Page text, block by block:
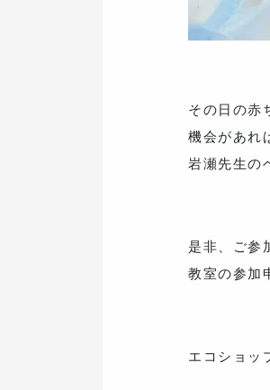
その日の赤
機会があれ
岩瀬先生の
是非、ご参
教室の参加
エコショ